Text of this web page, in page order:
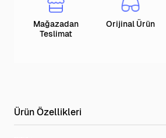
Mağazadan
Teslimat
Orijinal Ürün